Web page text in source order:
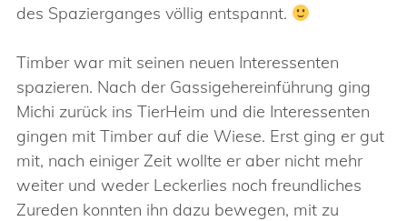
des Spazierganges völlig entspannt.
Timber war mit seinen neuen Interessenten
spazieren. Nach der Gassigehereinführung ging
Michi zurück ins TierHeim und die Interessenten
gingen mit Timber auf die Wiese. Erst ging er gut
mit, nach einiger Zeit wollte er aber nicht mehr
weiter und weder Leckerlies noch freundliches
Zureden konnten ihn dazu bewegen, mit zu